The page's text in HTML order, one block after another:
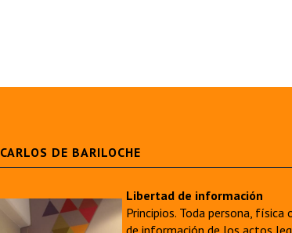
DE BARILOCHE
Libertad de información
Principios. Toda persona,
de información de los actos